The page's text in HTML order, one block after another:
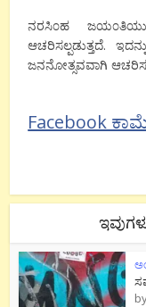
ನರಸಿ೦ಹ
ಆಚರಿಸಲ್ಪಡುತ್ತದೆ.
ಜನನೋತ್ಸವವಾಗಿ
Facebook